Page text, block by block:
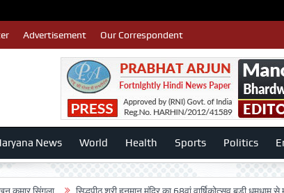
Advertisement Our Correspondent
News World Health Sports Politics